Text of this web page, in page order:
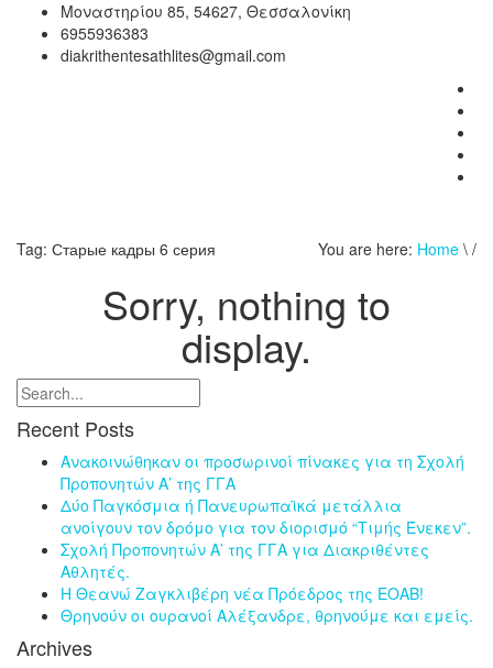
Μοναστηρίου 85, 54627, Θεσσαλονίκη
6955936383
diakrithentesathlites@gmail.com
Tag: Старые кадры 6 серия You are here: Home \ /
Sorry, nothing to
display.
Recent Posts
Ανακοινώθηκαν οι προσωρινοί πίνακες για τη Σχολή
Προπονητών Α’ της ΓΓΑ
Δύο Παγκόσμια ή Πανευρωπαϊκά μετάλλια
ανοίγουν τον δρόμο για τον διορισμό “Τιμής Ένεκεν”.
Σχολή Προπονητών Α’ της ΓΓΑ για Διακριθέντες
Αθλητές.
Η Θεανώ Ζαγκλιβέρη νέα Πρόεδρος της ΕΟΑΒ!
Θρηνούν οι ουρανοί Αλέξανδρε, θρηνούμε και εμείς.
Archives